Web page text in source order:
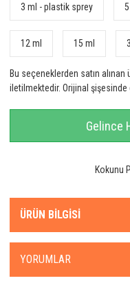
3 ml - plastik sprey
12 ml 15 ml
Bu seçeneklerden satın
iletilmektedir. Orijinal
Gelince
Kokunu
ÜRÜN BILGISI
YORUMLAR